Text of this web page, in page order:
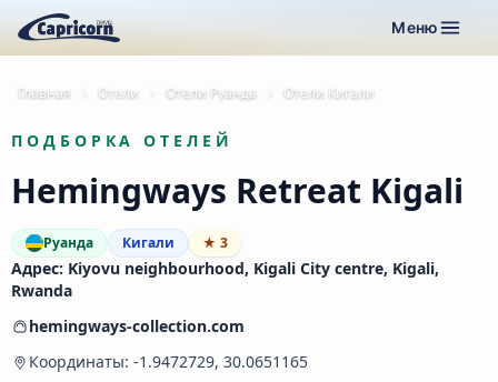
Меню
Главная Отели Отели Руанда Отели Кигали
ПОДБОРКА ОТЕЛЕЙ
Hemingways Retreat Kigali
Руанда Кигали ★ 3
Адрес: Kiyovu neighbourhood, Kigali City centre, Kigali,
Rwanda
hemingways-collection.com
Координаты: -1.9472729, 30.0651165